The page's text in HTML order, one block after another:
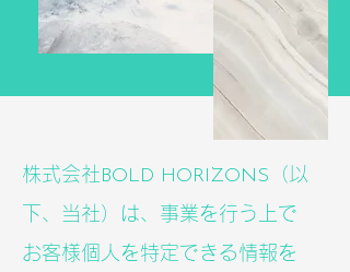
株式会社 BOLD HORIZONS （以
下、当社）は、事業を行う上で
お客様個人を特定できる情報を